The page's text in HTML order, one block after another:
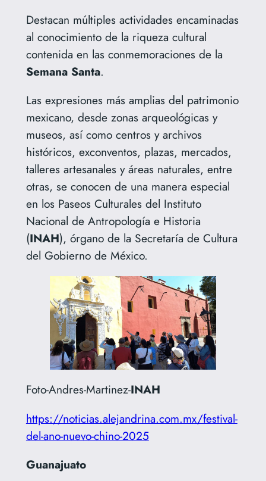
Destacan múltiples actividades encaminadas
al conocimiento de la riqueza cultural
contenida en las conmemoraciones de la
Semana Santa.
Las expresiones más amplias del patrimonio
mexicano, desde zonas arqueológicas y
museos, así como centros y archivos
históricos, exconventos, plazas, mercados,
talleres artesanales y áreas naturales, entre
otras, se conocen de una manera especial
en los Paseos Culturales del Instituto
Nacional de Antropología e Historia
(INAH), órgano de la Secretaría de Cultura
del Gobierno de México.
Foto-Andres-Martinez-INAH
https://noticias.alejandrina.com.mx/festival-
del-ano-nuevo-chino-2025
Guanajuato